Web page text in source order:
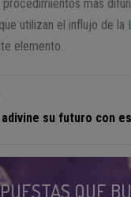
más
utilizan el influjo de la
elemento.
su futuro con
QUE